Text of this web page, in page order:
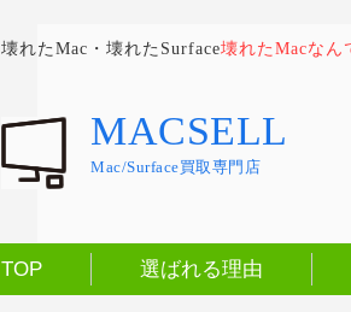
壊れたMac・壊れたSurface壊れたMacなん
MACSELL
Mac/Surface買取専門店
TOP 選ばれる理由